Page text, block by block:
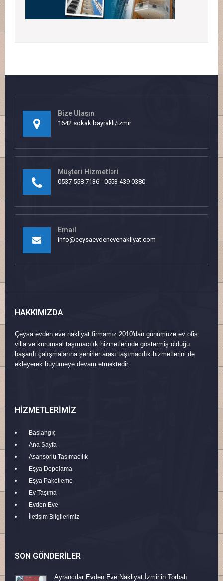
Bize Ulaşın
1642 sokak bayraklı/izmir
Müşteri Hizmetleri
0537 558 7136 - 0553 439 0380
Email
info@ceysaevdenevenakliyat.com
HAKKIMIZDA
Çeysa evden eve nakliyat firmamız 2010'dan günümüze ev ofis
villa ve kurumsal taşımacılık hizmetlerinde göstermiş olduğu
başarılı çalışmalarına şehirler arası taşımacılık hizmetlerini de
ekleyerek büyümeye devam etmektedir.
HIZMETLERIMIZ
Başlangıç
Ana Sayfa
Asansörlü Taşımacılık
Eşya Depolama
Eşya Paketleme
Ev Taşıma
Evden Eve
İletişim Bilgilerimiz
SON GÖNDERILER
Ayrancılar Evden Eve Nakliyat İzmir’in Torbalı